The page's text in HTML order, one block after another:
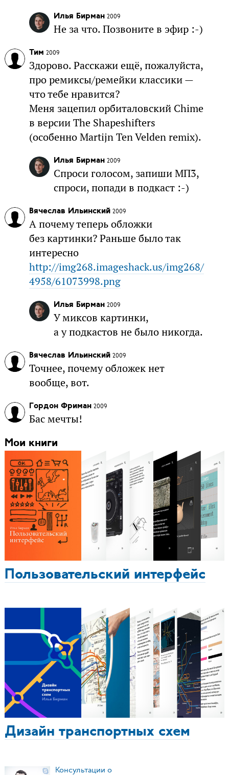
Илья Бирман 2009
Не за что. Позвоните в эфир :-)
Тим 2009
Здорово. Расскажи ещё, пожалуйста,
про ремиксы/ремейки классики —
что тебе нравится?
Меня зацепил орбиталовский Chime
в версии The Shapeshifters
(особенно Martijn Ten Velden remix).
Илья Бирман 2009
Спроси голосом, запиши МП3,
спроси, попади в подкаст :-)
Вячеслав Ильинский 2009
А почему теперь обложки
без картинки? Раньше было так
интересно
http://img268.imageshack.us/img268/
4958/61073998.png
Илья Бирман 2009
У миксов картинки,
а у подкастов не было никогда.
Вячеслав Ильинский 2009
Точнее, почему обложек нет
вообще, вот.
Гордон Фриман 2009
Бас мечты!
Мои книги
Пользовательский интерфейс
Дизайн транспортных схем
Консультации о